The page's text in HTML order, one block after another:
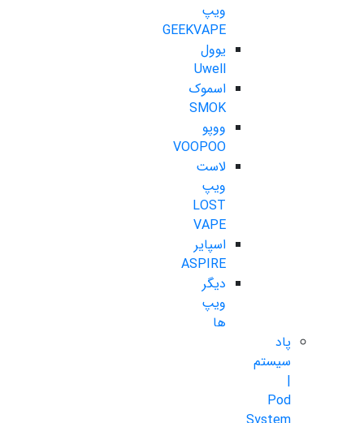
ویپ
GEEKVAPE
یوول
Uwell
اسموک
SMOK
ووپو
VOOPOO
لاست
ویپ
LOST
VAPE
اسپایر
ASPIRE
دیگر
ویپ
ها
پاد
سیستم
|
Pod